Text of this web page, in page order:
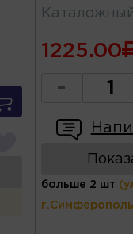
1225.00
-
больше 2 шт